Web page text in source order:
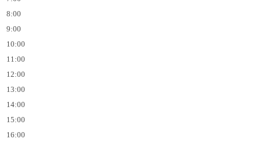
8:00
9:00
10:00
11:00
12:00
13:00
14:00
15:00
16:00